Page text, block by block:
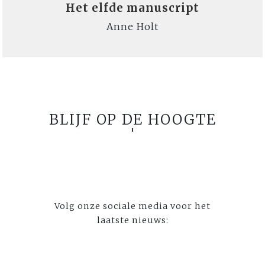
Het elfde manuscript
Anne Holt
BLIJF OP DE HOOGTE
Volg onze sociale media voor het
laatste nieuws: